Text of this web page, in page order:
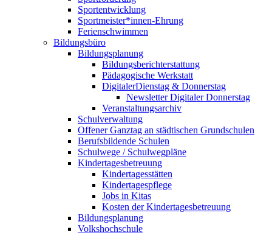
Sportentwicklung
Sportmeister*innen-Ehrung
Ferienschwimmen
Bildungsbüro
Bildungsplanung
Bildungsberichterstattung
Pädagogische Werkstatt
DigitalerDienstag & Donnerstag
Newsletter Digitaler Donnerstag
Veranstaltungsarchiv
Schulverwaltung
Offener Ganztag an städtischen Grundschulen
Berufsbildende Schulen
Schulwege / Schulwegpläne
Kindertagesbetreuung
Kindertagesstätten
Kindertagespflege
Jobs in Kitas
Kosten der Kindertagesbetreuung
Bildungsplanung
Volkshochschule